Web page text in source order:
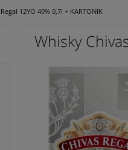
12YO 40% 0,7l + KARTONIK
Whisky